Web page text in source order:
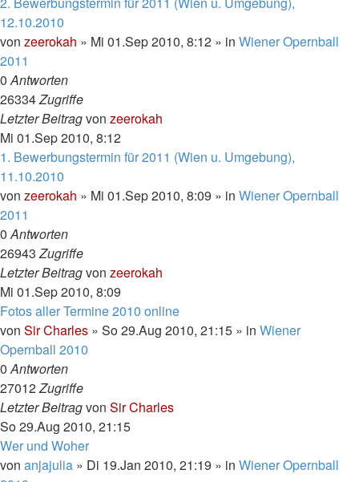
12.10.2010
von zeerokah » Mi 01.Sep 2010, 8:12 » in Wiener Opernball
2011
0Antworten
26334Zugriffe
Letzter Beitragvon zeerokah
Mi 01.Sep 2010, 8:12
1. Bewerbungstermin für 2011 (Wien u. Umgebung),
11.10.2010
von zeerokah » Mi 01.Sep 2010, 8:09 » in Wiener Opernball
2011
0Antworten
26943Zugriffe
Letzter Beitragvon zeerokah
Mi 01.Sep 2010, 8:09
Fotos aller Termine 2010 online
von Sir Charles » So 29.Aug 2010, 21:15 » in Wiener
Opernball 2010
0Antworten
27012Zugriffe
Letzter Beitragvon Sir Charles
So 29.Aug 2010, 21:15
Wer und Woher
von anjajulia » Di 19.Jan 2010, 21:19 » in Wiener Opernball